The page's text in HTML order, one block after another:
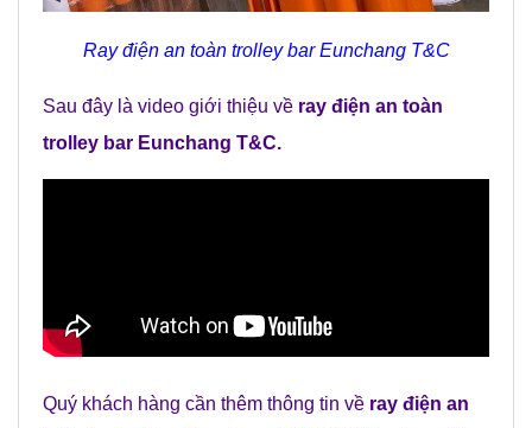
Ray điện an toàn trolley bar Eunchang T&C
Sau đây là video giới thiệu về ray điện an toàn
trolley bar Eunchang T&C.
Quý khách hàng cần thêm thông tin về ray điện an